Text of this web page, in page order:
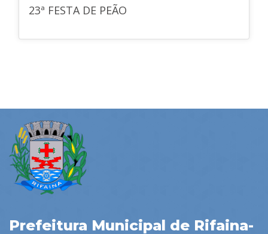
23ª FESTA DE PEÃO
Prefeitura Municipal de Rifaina-